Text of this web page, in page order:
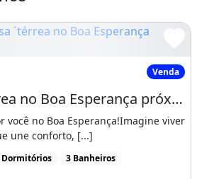
valoriza o bem-estar
alto padrão, com
que garantem
em cada detalhe.
traz mais segurança e
sua rotina.
´térrea no Boa Esperança próximo
Venda
Vendo Casa ´térrea no Boa Esperança próximo a academia Jacarézinho
você no Boa Esperança!Imagine viver
une conforto, [...]
Dormitórios 3 Banheiros